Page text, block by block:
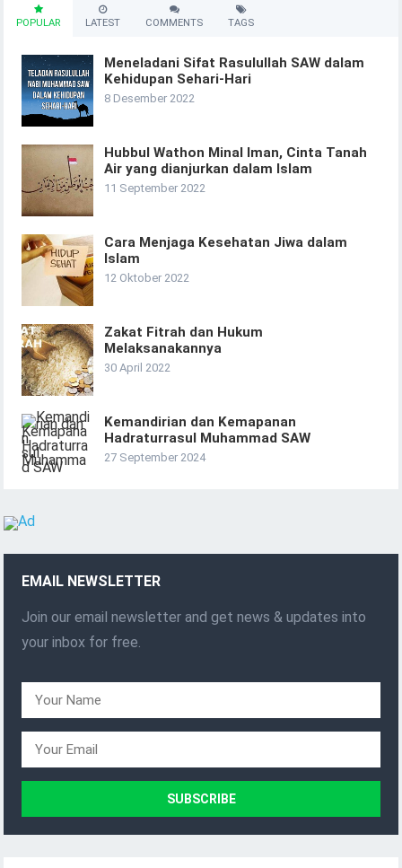
POPULAR LATEST COMMENTS TAGS
Meneladani Sifat Rasulullah SAW dalam
Kehidupan Sehari-Hari
8 Desember 2022
Hubbul Wathon Minal Iman, Cinta Tanah
Air yang dianjurkan dalam Islam
11 September 2022
Cara Menjaga Kesehatan Jiwa dalam
Islam
12 Oktober 2022
Zakat Fitrah dan Hukum
Melaksanakannya
30 April 2022
Kemandirian dan Kemapanan
Hadraturrasul Muhammad SAW
27 September 2024
EMAIL NEWSLETTER
Join our email newsletter and get news & updates into
your inbox for free.